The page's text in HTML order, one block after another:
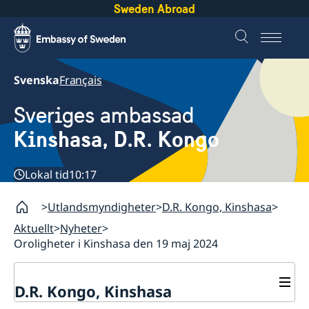
Sweden Abroad
SvenskaFrançais
Sveriges ambassad
Kinshasa, D.R. Kongo
Lokal tid10:17
Utlandsmyndigheter D.R. Kongo, Kinshasa
Aktuellt Nyheter
Oroligheter i Kinshasa den 19 maj 2024
D.R. Kongo, Kinshasa